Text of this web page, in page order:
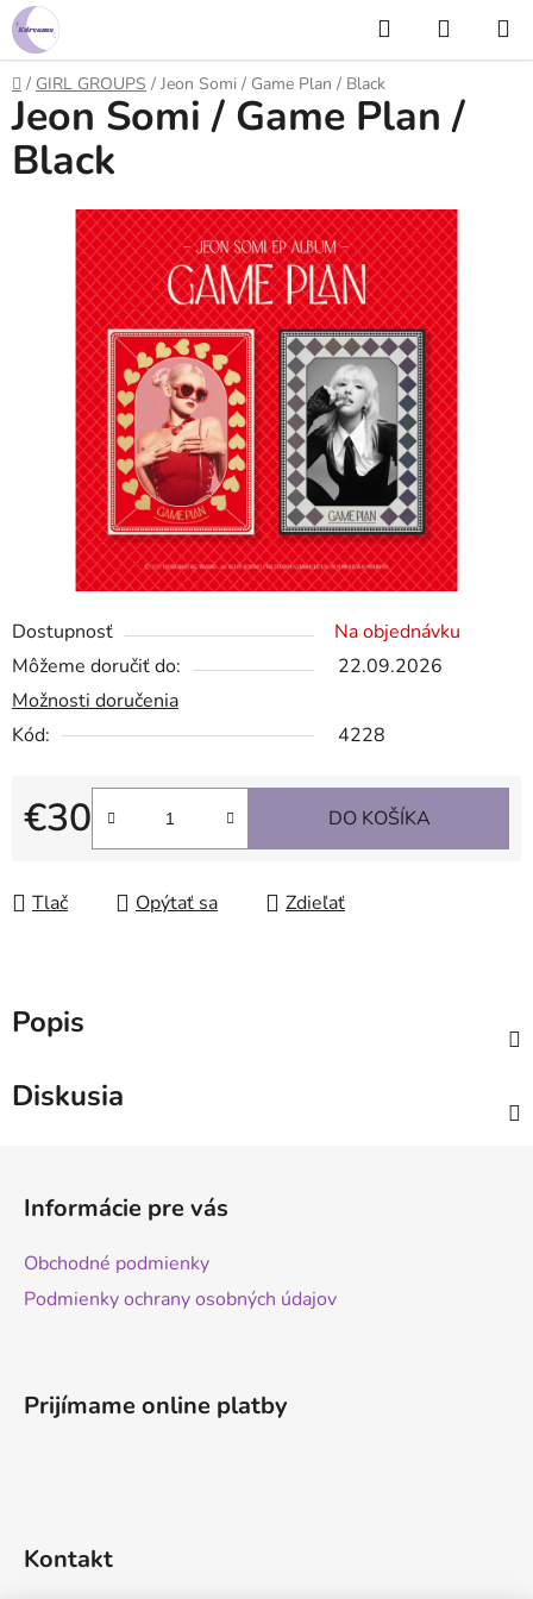
Prejsť
na
obsah
Hľadať
KOŠÍK
Domov
/ GIRL GROUPS / Jeon Somi / Game Plan / Black
Dostupnosť
Na objednávku
Môžeme doručiť do:
22.09.2026
Možnosti doručenia
Kód:
4228
€30
Jednotková cena:
DO KOŠÍKA
Tlač Opýtať sa Zdieľať
Jeon Somi / Game Plan /
Black
Popis
Diskusia
Informácie pre vás
Obchodné podmienky
Podmienky ochrany osobných údajov
Prijímame online platby
Kontakt